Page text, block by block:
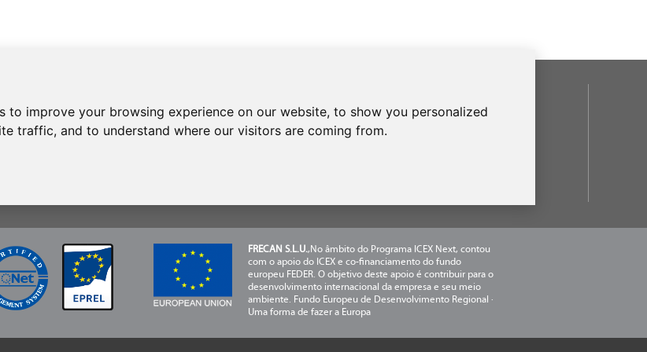
to improve your browsing experience on our website, to show you personalized
traffic, and to understand where our visitors are coming from.
Teléfono: +34 937 153 993
- CONTATO
FRECAN S.L.U.,No âmbito do Programa ICEX Next, contou
com o apoio do ICEX e co-financiamento do fundo
europeu FEDER. O objetivo deste apoio é contribuir para o
desenvolvimento internacional da empresa e seu meio
ambiente. Fundo Europeu de Desenvolvimento Regional ·
Uma forma de fazer a Europa